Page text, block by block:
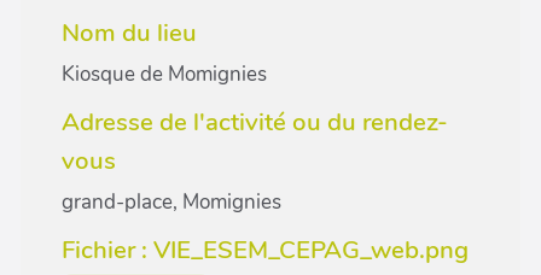
Nom du lieu
Kiosque de Momignies
Adresse de l'activité ou du rendez-
vous
grand-place, Momignies
Fichier : VIE_ESEM_CEPAG_web.png